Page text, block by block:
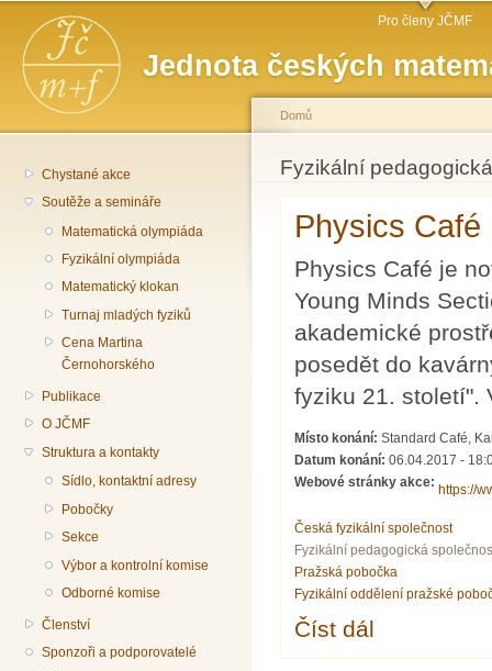
Jednota českých
Hlavní menu Pro členy JČMF
Chystané akce
Soutěže a semináře
Matematická olympiáda
Fyzikální olympiáda
Matematický klokan
Turnaj mladých fyziků
Cena Martina
Černohorského
Publikace
O JČMF
Struktura a kontakty
Sídlo, kontaktní adresy
Pobočky
Sekce
Výbor a kontrolní komise
Odborné komise
Členství
Sponzoři a podporovatelé
Jste zde
Domů
Fyzikální
Physics
Physics Café je
Young Minds
akademické
posedět do
fyziku 21. století".
Místo konání:Standard Café,
Datum konání:06.04.2017 -
Webové stránky akce:
https://
Česká fyzikální společnost
Fyzikální pedagogická
Pražská pobočka
Fyzikální oddělení pražské
Číst dál